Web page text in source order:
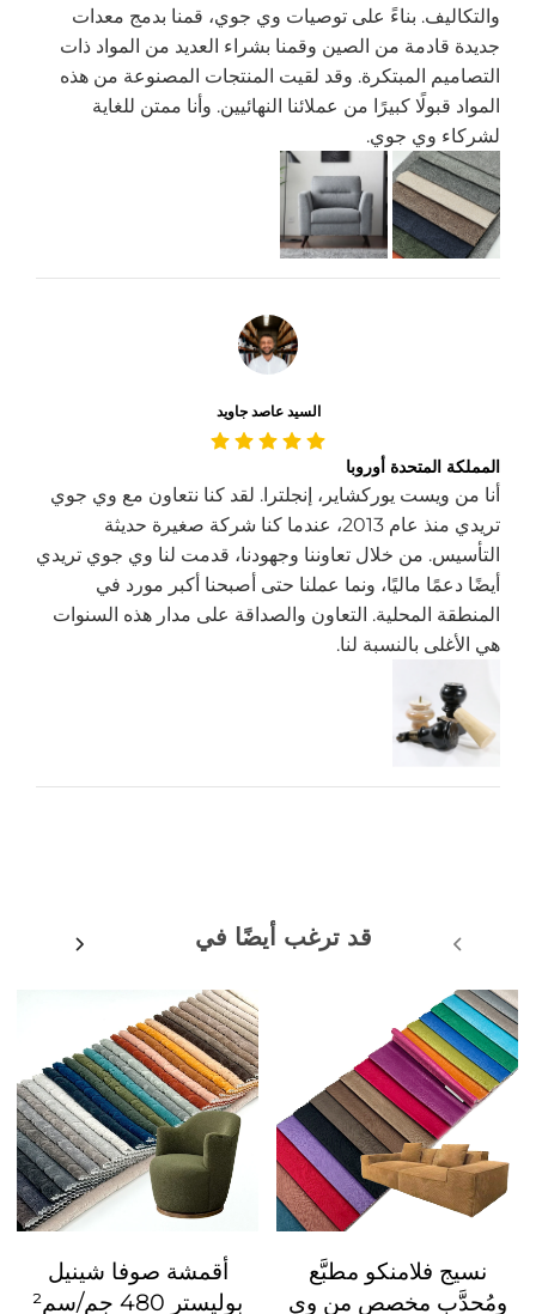
والتكاليف. بناءً على توصيات وي جوي، قمنا بدمج معدات
جديدة قادمة من الصين وقمنا بشراء العديد من المواد ذات
التصاميم المبتكرة. وقد لقيت المنتجات المصنوعة من هذه
المواد قبولًا كبيرًا من عملائنا النهائيين. وأنا ممتن للغاية
لشركاء وي جوي.
السيد عاصد جاويد
المملكة المتحدة أوروبا
أنا من ويست يوركشاير، إنجلترا. لقد كنا نتعاون مع وي جوي
تريدي منذ عام 2013، عندما كنا شركة صغيرة حديثة
التأسيس. من خلال تعاوننا وجهودنا، قدمت لنا وي جوي تريدي
أيضًا دعمًا ماليًا، ونما عملنا حتى أصبحنا أكبر مورد في
المنطقة المحلية. التعاون والصداقة على مدار هذه السنوات
هي الأغلى بالنسبة لنا.
قد ترغب أيضًا في
نسيج فلامنكو مطبَّع
ومُحدَّب مخصص من وي
أقمشة صوفا شينيل
بوليستر 480 جم/سم²